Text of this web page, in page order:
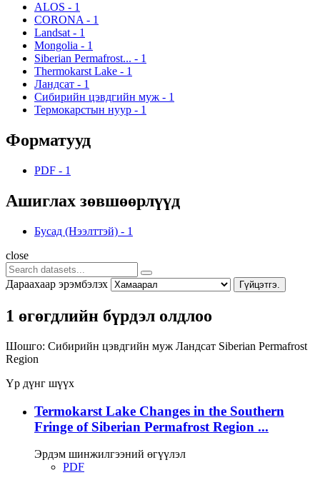
ALOS - 1
CORONA - 1
Landsat - 1
Mongolia - 1
Siberian Permafrost... - 1
Thermokarst Lake - 1
Ландсат - 1
Сибирийн цэвдгийн муж - 1
Термокарстын нуур - 1
Форматууд
PDF - 1
Ашиглах зөвшөөрлүүд
Бусад (Нээлттэй) - 1
close
Дараахаар эрэмбэлэх Гүйцэтгэ.
1 өгөгдлийн бүрдэл олдлоо
Шошго: Сибирийн цэвдгийн муж Ландсат Siberian Permafrost
Region
Үр дүнг шүүх
Termokarst Lake Changes in the Southern
Fringe of Siberian Permafrost Region ...
Эрдэм шинжилгээний өгүүлэл
PDF